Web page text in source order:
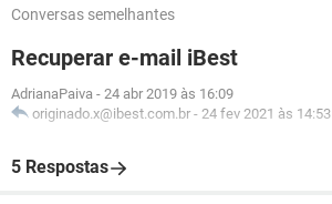
Conversas semelhantes
Recuperar e-mail iBest
AdrianaPaiva - 24 abr 2019 às 16:09
originado.x@ibest.com.br - 24 fev 2021 às 14:53
5 Respostas